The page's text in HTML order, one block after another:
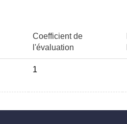
Coefficient de
l'évaluation
1